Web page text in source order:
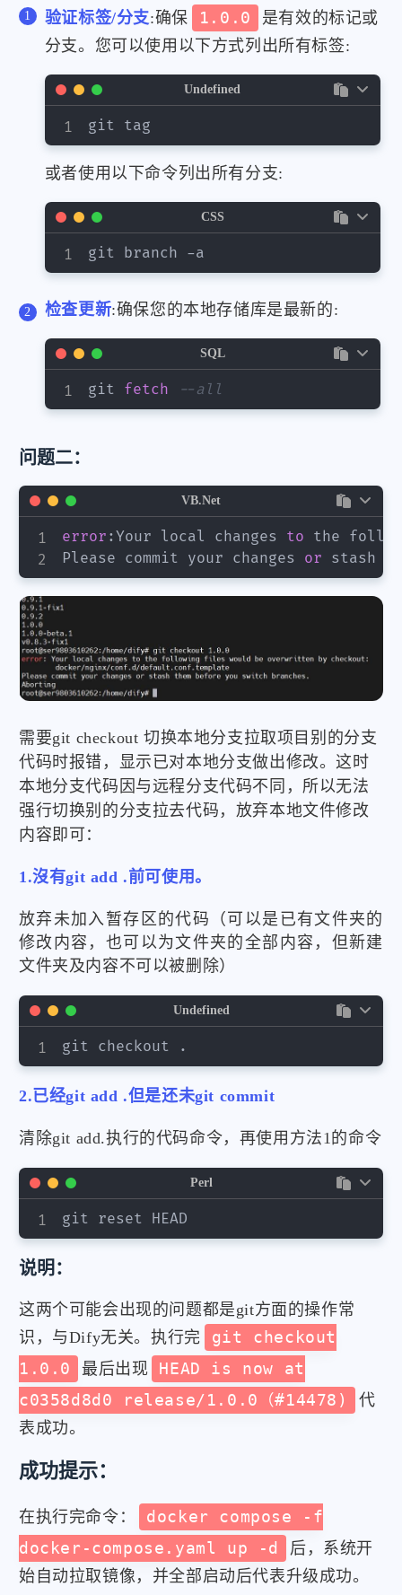
验证标签/分支:确保 1.0.0
是有效的标记或
分支。您可以使用以下方式列出所有标签:
git tag
Undefined
或者使用以下命令列出所有分支:
git branch -a
CSS
检查更新:确保您的本地存储库是最新的:
git fetch --all
SQL
问题二：
error :Your local changes to the
Please commit your changes or stash
VB.Net
需要git checkout 切换本地分支拉取项目别的分支
代码时报错，显示已对本地分支做出修改。这时
本地分支代码因与远程分支代码不同，所以无法
强行切换别的分支拉去代码，放弃本地文件修改
内容即可：
1.沒有git add .前可使用。
放弃未加入暂存区的代码（可以是已有文件夹的
修改内容，也可以为文件夹的全部内容，但新建
文件夹及内容不可以被删除）
git checkout .
Undefined
2.已经git add .但是还未git commit
清除git add.执行的代码命令，再使用方法1的命令
git reset HEAD
Perl
说明：
这两个可能会出现的问题都是git方面的操作常
识，与Dify无关。执行完
git checkout
1.0.0
最后出现
HEAD is now at
c0358d8d0 release/1.0.0（#14478)
代
表成功。
成功提示：
在执行完命令：
docker compose -f
docker-compose.yaml up -d
后，系统开
始自动拉取镜像，并全部启动后代表升级成功。